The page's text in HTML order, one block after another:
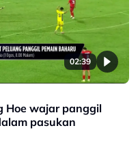
02:39
Hoe wajar panggil
pasukan